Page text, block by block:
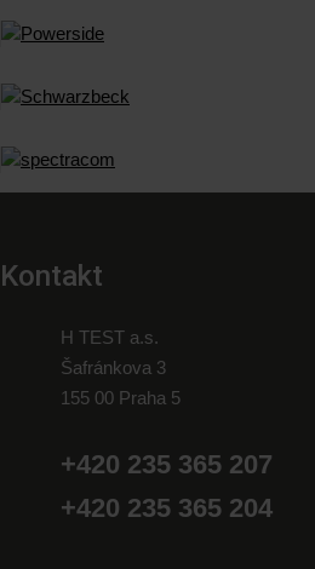
Kontakt
H TEST a.s.
Šafránkova 3
155 00 Praha 5
+420 235 365 207
+420 235 365 204